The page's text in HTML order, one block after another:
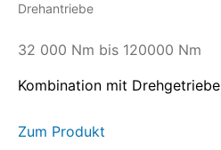
Drehantriebe
32 000 Nm bis 120000 Nm
Kombination mit Drehgetriebe
Zum Produkt